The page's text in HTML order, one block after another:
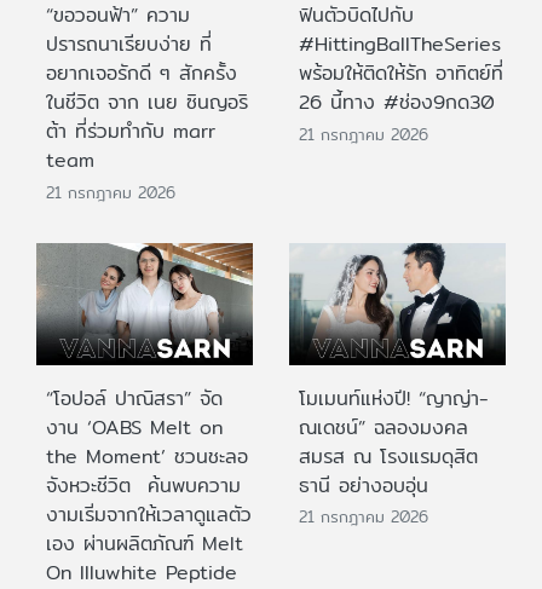
“ขอวอนฟ้า” ความ
ปรารถนาเรียบง่าย ที่
อยากเจอรักดี ๆ สักครั้ง
ในชีวิต จาก เนย ซินญอริ
ต้า ที่ร่วมทำกับ marr
team
21 กรกฎาคม 2026
ฟินตัวบิดไปกับ
#HittingBallTheSeries
พร้อมให้ติดให้รัก อาทิตย์ที่
26 นี้ทาง #ช่อง9กด30
21 กรกฎาคม 2026
“โอปอล์ ปาณิสรา” จัด
งาน ‘OABS Melt on
the Moment’ ชวนชะลอ
จังหวะชีวิต ค้นพบความ
งามเริ่มจากให้เวลาดูแลตัว
เอง ผ่านผลิตภัณฑ์ Melt
On Illuwhite Peptide
โมเมนท์แห่งปี! “ญาญ่า-
ณเดชน์” ฉลองมงคล
สมรส ณ โรงแรมดุสิต
ธานี อย่างอบอุ่น
21 กรกฎาคม 2026